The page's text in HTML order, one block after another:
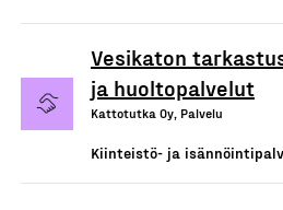
Vesikaton
ja huoltopalvelut
Kattotutka Oy, Palvelu
Kiinteistö- ja